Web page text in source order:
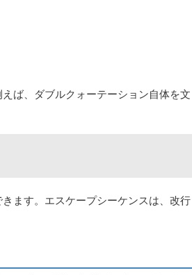
ば、ダブルクォーテーション自体を文
ます。エスケープシーケンスは、改行